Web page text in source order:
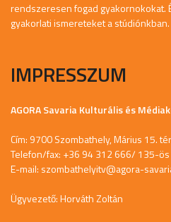
rendszeresen fogad gyakornokokat.
gyakorlati ismereteket a stúdiónkban.
IMPRESSZUM
AGORA Savaria Kulturális és
Cím: 9700 Szombathely, Márius 15.
Telefon/fax: +36 94 312 666/ 135-
E-mail: szombathelyitv@agora-
Ügyvezető: Horváth Zoltán